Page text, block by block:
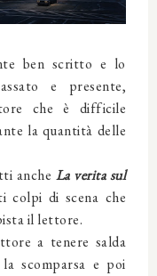
ben scritto e lo
e presente,
che è difficile
la quantità delle
anche La verita sul
colpi di scena che
il lettore.
a tenere salda
scomparsa e poi